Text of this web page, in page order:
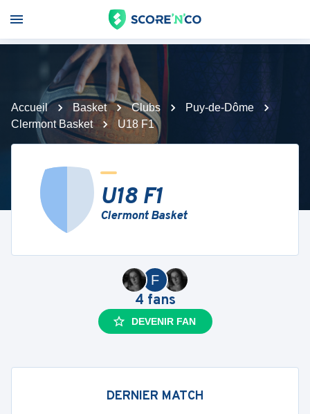
Accueil Basket Clubs
Puy-de-Dôme
Clermont Basket
U18 F1
U18 F1
Clermont Basket
F
4 fans
DEVENIR FAN
DERNIER MATCH